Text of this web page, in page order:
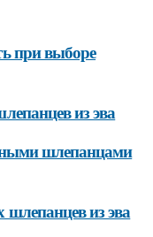
при выборе
из эва
шлепанцами
из эва